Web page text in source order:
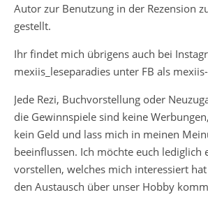
Autor zur Benutzung in der Rezension
gestellt.
Ihr findet mich übrigens auch bei
mexiis_leseparadies unter FB als
Jede Rezi, Buchvorstellung oder
die Gewinnspiele sind keine
kein Geld und lass mich in meinen
beeinflussen. Ich möchte euch lediglich
vorstellen, welches mich interessiert
den Austausch über unser Hobby